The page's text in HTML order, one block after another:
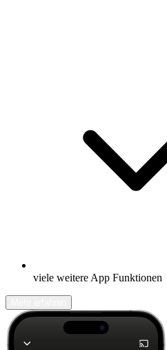
viele weitere App Funktionen